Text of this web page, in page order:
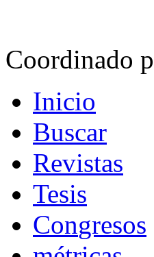
Coordinado
Inicio
Buscar
Revistas
Tesis
Congresos